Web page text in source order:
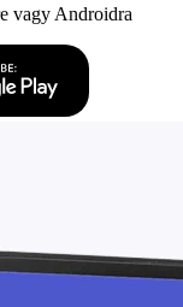
vagy Androidra